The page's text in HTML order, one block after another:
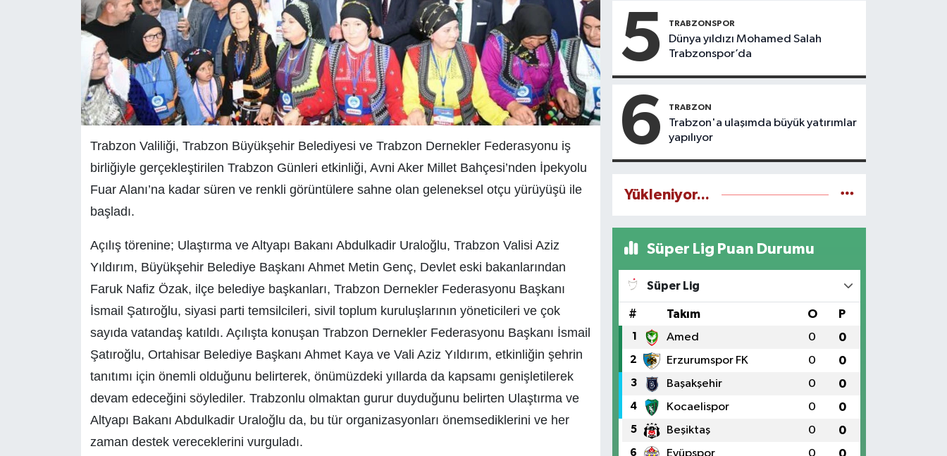
Trabzon Valiliği, Trabzon Büyükşehir Belediyesi ve Trabzon Dernekler Federasyonu iş
birliğiyle gerçekleştirilen Trabzon Günleri etkinliği, Avni Aker Millet Bahçesi’nden İpekyolu
Fuar Alanı’na kadar süren ve renkli görüntülere sahne olan geleneksel otçu yürüyüşü ile
başladı.
Açılış törenine; Ulaştırma ve Altyapı Bakanı Abdulkadir Uraloğlu, Trabzon Valisi Aziz
Yıldırım, Büyükşehir Belediye Başkanı Ahmet Metin Genç, Devlet eski bakanlarından
Faruk Nafiz Özak, ilçe belediye başkanları, Trabzon Dernekler Federasyonu Başkanı
İsmail Şatıroğlu, siyasi parti temsilcileri, sivil toplum kuruluşlarının yöneticileri ve çok
sayıda vatandaş katıldı. Açılışta konuşan Trabzon Dernekler Federasyonu Başkanı İsmail
Şatıroğlu, Ortahisar Belediye Başkanı Ahmet Kaya ve Vali Aziz Yıldırım, etkinliğin şehrin
tanıtımı için önemli olduğunu belirterek, önümüzdeki yıllarda da kapsamı genişletilerek
devam edeceğini söylediler. Trabzonlu olmaktan gurur duyduğunu belirten Ulaştırma ve
Altyapı Bakanı Abdulkadir Uraloğlu da, bu tür organizasyonları önemsediklerini ve her
zaman destek vereceklerini vurguladı.
icazet aldı
5 TRABZONSPOR
Dünya yıldızı Mohamed Salah
Trabzonspor’da
6 TRABZON
Trabzon'a ulaşımda büyük yatırımlar
yapılıyor
Yükleniyor...
Süper Lig Puan Durumu
Süper Lig
# Takım O P
1 Amed 0 0
2 Erzurumspor FK 0 0
3 Başakşehir 0 0
4 Kocaelispor 0 0
5 Beşiktaş 0 0
6 Eyüpspor 0 0